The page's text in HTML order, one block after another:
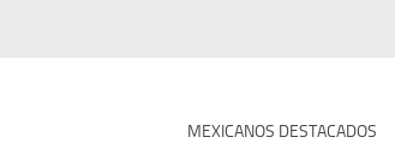
MEXICANOS DESTACADOS